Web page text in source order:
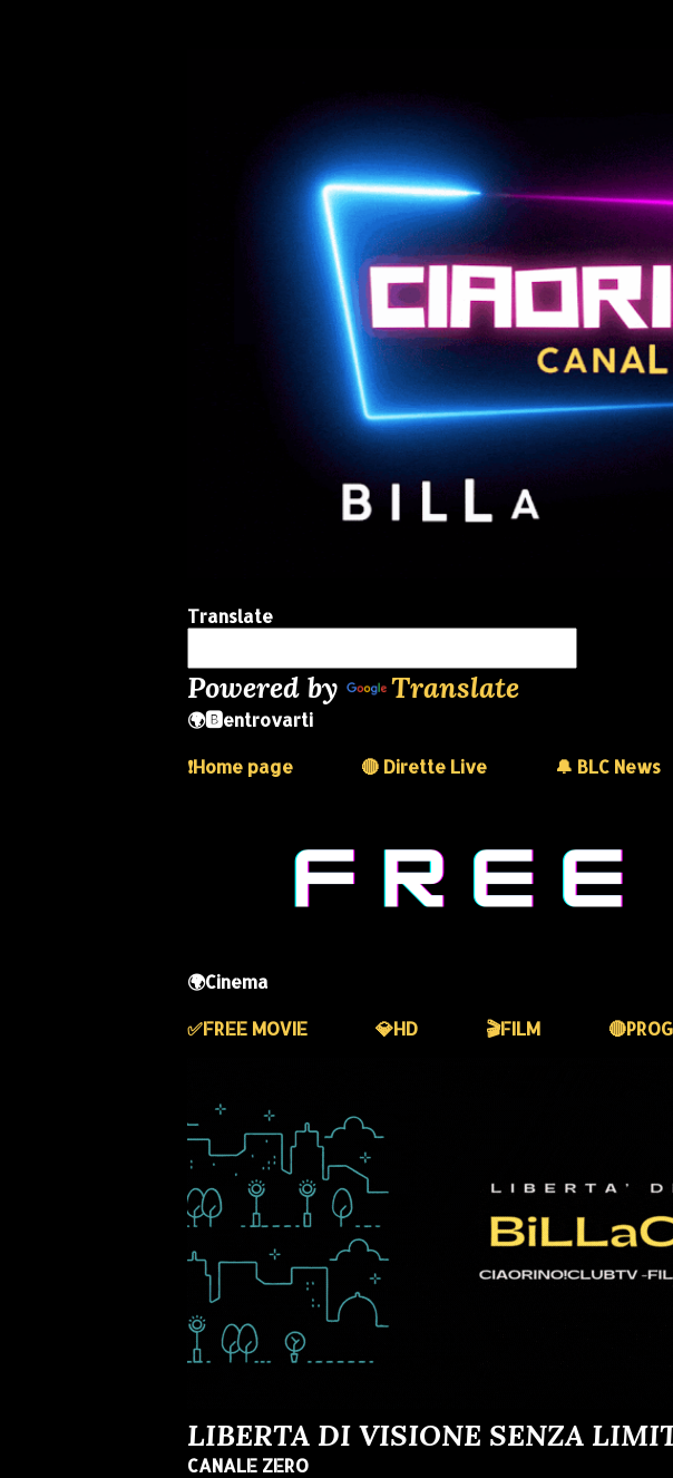
Translate
Powered by Translate
🌍🅱️entrovarti
❗️Home page
🔴 Dirette Live 🔔 BLC News
🌍Cinema
✅️FREE MOVIE
💎HD 🎬FILM
LIBERTA DI VISIONE SENZA
CANALE ZERO